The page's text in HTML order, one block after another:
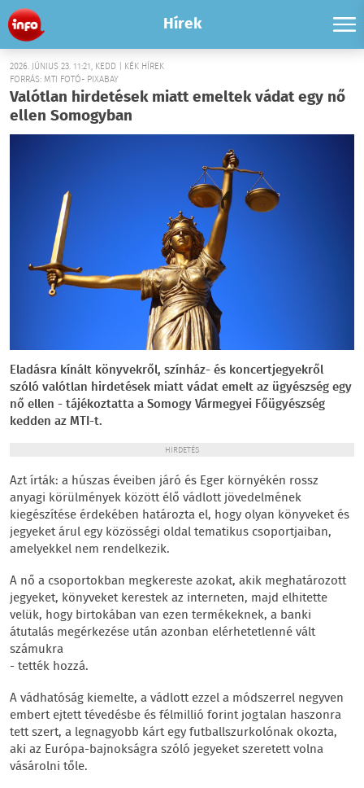
Hírek
2026. JÚNIUS 23. 11:21, KEDD | KÉK HÍREK
FORRÁS: MTI FOTÓ- PIXABAY
Valótlan hirdetések miatt emeltek vádat egy nő
ellen Somogyban
Eladásra kínált könyvekről, színház- és koncertjegyekről
szóló valótlan hirdetések miatt vádat emelt az ügyészség egy
nő ellen - tájékoztatta a Somogy Vármegyei Főügyészség
kedden az MTI-t.
HIRDETÉS
Azt írták: a húszas éveiben járó és Eger környékén rossz
anyagi körülmények között élő vádlott jövedelmének
kiegészítése érdekében határozta el, hogy olyan könyveket és
jegyeket árul egy közösségi oldal tematikus csoportjaiban,
amelyekkel nem rendelkezik.
A nő a csoportokban megkereste azokat, akik meghatározott
jegyeket, könyveket kerestek az interneten, majd elhitette
velük, hogy birtokában van ezen termékeknek, a banki
átutalás megérkezése után azonban elérhetetlenné vált
számukra
- tették hozzá.
A vádhatóság kiemelte, a vádlott ezzel a módszerrel negyven
embert ejtett tévedésbe és félmillió forint jogtalan haszonra
tett szert, a legnagyobb kárt egy futballszurkolónak okozta,
aki az Európa-bajnokságra szóló jegyeket szeretett volna
vásárolni tőle.